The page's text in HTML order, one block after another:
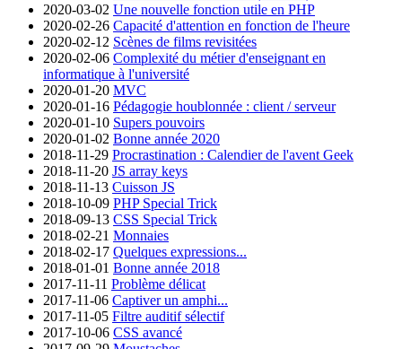
2020-03-02 Une nouvelle fonction utile en PHP
2020-02-26 Capacité d'attention en fonction de l'heure
2020-02-12 Scènes de films revisitées
2020-02-06 Complexité du métier d'enseignant en
informatique à l'université
2020-01-20 MVC
2020-01-16 Pédagogie houblonnée : client / serveur
2020-01-10 Supers pouvoirs
2020-01-02 Bonne année 2020
2018-11-29 Procrastination : Calendier de l'avent Geek
2018-11-20 JS array keys
2018-11-13 Cuisson JS
2018-10-09 PHP Special Trick
2018-09-13 CSS Special Trick
2018-02-21 Monnaies
2018-02-17 Quelques expressions...
2018-01-01 Bonne année 2018
2017-11-11 Problème délicat
2017-11-06 Captiver un amphi...
2017-11-05 Filtre auditif sélectif
2017-10-06 CSS avancé